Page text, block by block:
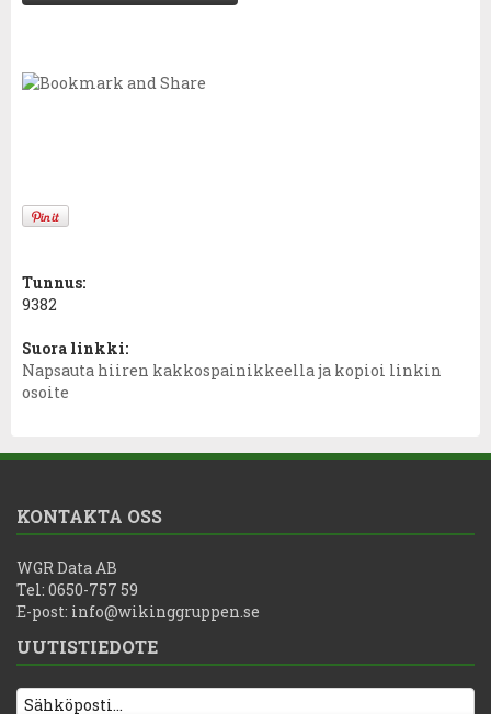
Tunnus:
9382
Suora linkki:
Napsauta hiiren kakkospainikkeella ja kopioi linkin
osoite
KONTAKTA OSS
WGR Data AB
Tel: 0650-757 59
E-post: info@wikinggruppen.se
UUTISTIEDOTE